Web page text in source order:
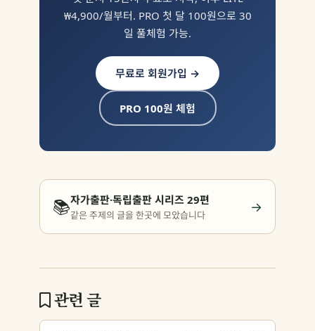
₩4,900/월부터. PRO 첫 달 100원으로 30
일 풀체험 가능.
무료로 회원가입 →
PRO 100원 체험
📚자가출판·독립출판 시리즈 29편
같은 주제의 글을 한곳에 모았습니다 →
관련 글